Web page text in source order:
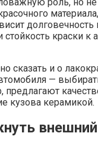
краски к
сказать и о
—
предлагают
кузова керамикой.